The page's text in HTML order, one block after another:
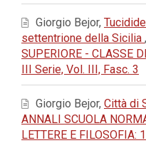
Giorgio Bejor,
settentrione della Sicilia ,
SUPERIORE - CLASSE
III Serie, Vol. III, Fasc. 3
Giorgio Bejor, Città di
ANNALI SCUOLA
LETTERE E FILOSOFIA: